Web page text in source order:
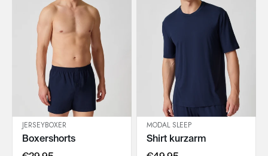
IN DEN WARENKORB
JERSEYBOXER
Boxershorts
IN DEN WARENKORB
MODAL SLEEP
Shirt kurzarm